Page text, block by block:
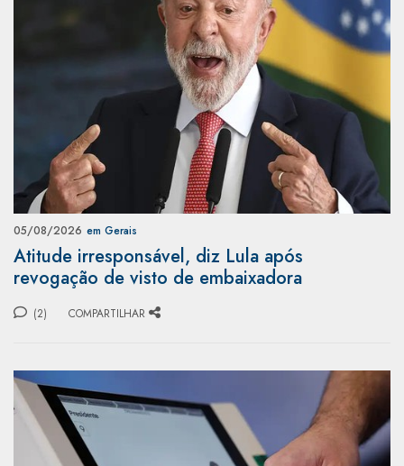
05/08/2026 em Gerais
Atitude irresponsável, diz Lula após
revogação de visto de embaixadora
(2) COMPARTILHAR